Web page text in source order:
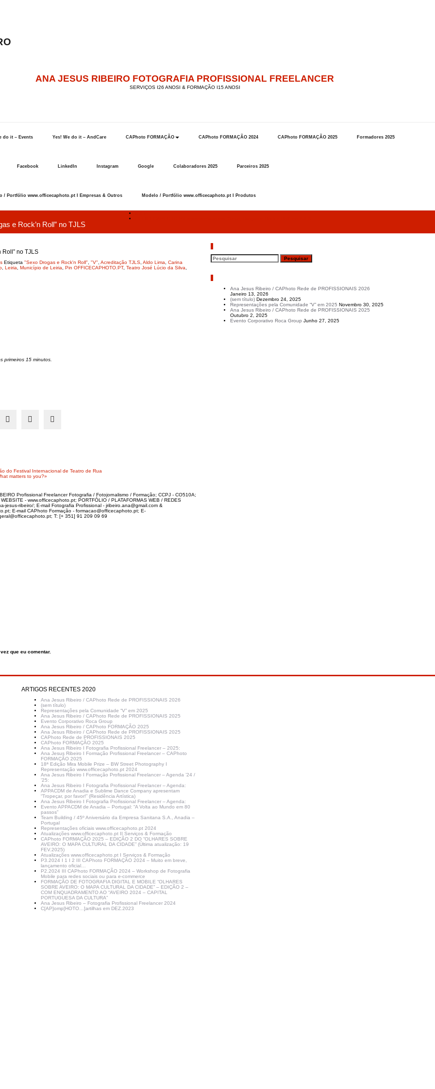
ANA JESUS RIBEIRO FOTOGRAFIA PROFISSIONAL FREELANCER
SERVIÇOS I26 ANOSI & FORMAÇÃO I15 ANOSI
do it – Events Yes! We do it – AndCare CAPhoto FORMAÇÃO CAPhoto FORMAÇÃO 2024 CAPhoto FORMAÇÃO 2025 Formadores 2025
Facebook LinkedIn Instagram Google Colaboradores 2025 Parceiros 2025
/ Portfólio www.officecaphoto.pt I Empresas & Outros Modelo / Portfólio www.officecaphoto.pt I Produtos
e Rock’n Roll” no TJLS
Roll” no TJLS
Etiqueta "Sexo Drogas e Rock'n Roll" "V" Acreditação TJLS Aldo Lima
Carina
Leiria Município de Leiria Pin OFFICECAPHOTO.PT, Teatro José Lúcio da Silva
primeiros 15 minutos.
do Festival Internacional de Teatro de Rua
matters to you?»
Profissional Freelancer Fotografia / Fotojornalismo / Formação; CCPJ - CO510A;
- www.officecaphoto.pt; PORTFÓLIO / PLATAFORMAS WEB / REDES
jesus-ribeiro/; E-mail Fotografia Profissional - jribeiro.ana@gmail.com &
E-mail CAPhoto Formação - formacao@officecaphoto.pt; E-
T: [+ 351] 91 209 09 69
que eu comentar.
Ana Jesus Ribeiro / CAPhoto Rede de PROFISSIONAIS 2026
Janeiro 13, 2026
(sem título) Dezembro 24, 2025
Representações pela Comunidade “V” em 2025 Novembro 30, 2025
Ana Jesus Ribeiro / CAPhoto Rede de PROFISSIONAIS 2025
Outubro 2, 2025
Evento Corporativo Roca Group Junho 27, 2025
ARTIGOS RECENTES 2020
Ana Jesus Ribeiro / CAPhoto Rede de PROFISSIONAIS 2026
(sem título)
Representações pela Comunidade “V” em 2025
Ana Jesus Ribeiro / CAPhoto Rede de PROFISSIONAIS 2025
Evento Corporativo Roca Group
Ana Jesus Ribeiro / CAPhoto FORMAÇÃO 2025
Ana Jesus Ribeiro / CAPhoto Rede de PROFISSIONAIS 2025
CAPhoto Rede de PROFISSIONAIS 2025
CAPhoto FORMAÇÃO 2025
Ana Jesus Ribeiro I Fotografia Profissional Freelancer – 2025:
Ana Jesus Ribeiro I Formação Profissional Freelancer – CAPhoto
FORMAÇÃO 2025
18ª Edição Mira Mobile Prize – BW Street Photography I
Representação www.officecaphoto.pt 2024
Ana Jesus Ribeiro I Formação Profissional Freelancer – Agenda ’24 /
’25:
Ana Jesus Ribeiro I Fotografia Profissional Freelancer – Agenda:
APPACDM de Anadia e Sublime Dance Company apresentam
“Tropeçar, por favor!” (Residência Artística)
Ana Jesus Ribeiro I Fotografia Profissional Freelancer – Agenda:
Evento APPACDM de Anadia – Portugal: “A Volta ao Mundo em 80
passos”
Team Building / 45º Aniversário da Empresa Sanitana S.A., Anadia –
Portugal
Representações oficiais www.officecaphoto.pt 2024
Atualizações www.officecaphoto.pt II Serviços & Formação
CAPhoto FORMAÇÃO 2025 – EDIÇÃO 2 DO “OLHARES SOBRE
AVEIRO: O MAPA CULTURAL DA CIDADE” (Última atualização: 19
FEV.2025)
Atualizações www.officecaphoto.pt I Serviços & Formação
P3.2024 I 1 I 2 III CAPhoto FORMAÇÃO 2024 – Muito em breve,
lançamento oficial…
P2.2024 III CAPhoto FORMAÇÃO 2024 – Workshop de Fotografia
Mobile para redes sociais ou para e-commerce
FORMAÇÃO DE FOTOGRAFIA DIGITAL E MOBILE “OLHARES
SOBRE AVEIRO: O MAPA CULTURAL DA CIDADE” – EDIÇÃO 2 –
COM ENQUADRAMENTO AO “AVEIRO 2024 – CAPITAL
PORTUGUESA DA CULTURA”
Ana Jesus Ribeiro – Fotografia Profissional Freelancer 2024
C[AP]omp[HOTO…]artilhas em DEZ.2023